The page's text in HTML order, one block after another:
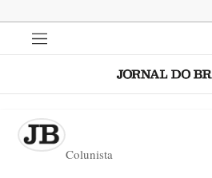
Colunista